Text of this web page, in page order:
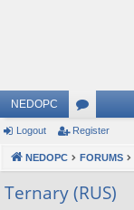
NEDOPC
or
u
m
Logout Register
NEDOPC FORUMS
Ternary (RUS)